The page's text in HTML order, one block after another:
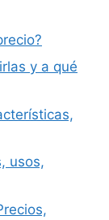
y a qué
usos,